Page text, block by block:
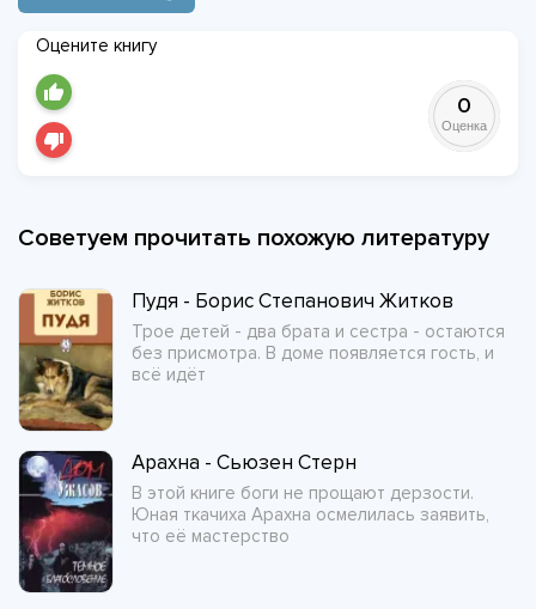
Оцените книгу
0
Оценка
Советуем прочитать похожую литературу
Пудя - Борис Степанович Житков
Трое детей - два брата и сестра - остаются
без присмотра. В доме появляется гость, и
всё идёт
Арахна - Сьюзен Стерн
В этой книге боги не прощают дерзости.
Юная ткачиха Арахна осмелилась заявить,
что её мастерство